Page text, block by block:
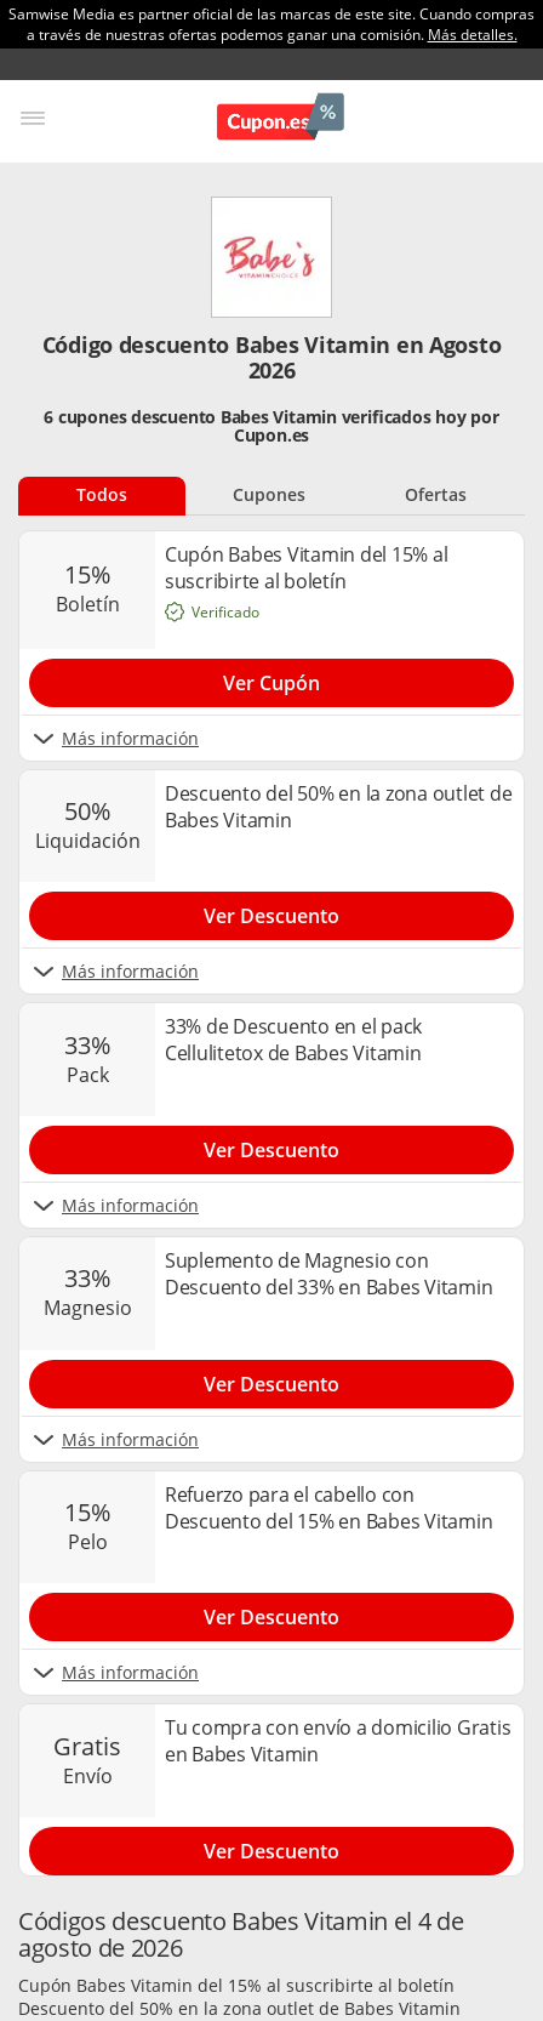
Samwise Media es partner oficial de las marcas de este site. Cuando compras
a través de nuestras ofertas podemos ganar una comisión. Más detalles.
Código descuento Babes Vitamin en Agosto
2026
6 cupones descuento Babes Vitamin verificados hoy por
Cupon.es
Todos Cupones Ofertas
15%
boletín
Cupón Babes Vitamin del 15% al
suscribirte al boletín
Más información
Verificado
Ver Cupón
50%
liquidación
Descuento del 50% en la zona outlet de
Babes Vitamin
Más información
Ver Descuento
33%
pack
33% de Descuento en el pack
Cellulitetox de Babes Vitamin
Más información
Ver Descuento
33%
magnesio
Suplemento de Magnesio con
Descuento del 33% en Babes Vitamin
Más información
Ver Descuento
15%
pelo
Refuerzo para el cabello con
Descuento del 15% en Babes Vitamin
Más información
Ver Descuento
gratis
envío
Tu compra con envío a domicilio Gratis
en Babes Vitamin
Ver Descuento
Códigos descuento Babes Vitamin el 4 de
agosto de 2026
Cupón Babes Vitamin del 15% al suscribirte al boletín
Descuento del 50% en la zona outlet de Babes Vitamin